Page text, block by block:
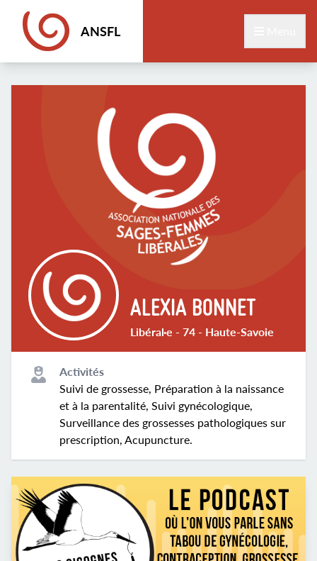
ANSFL
ALEXIA BONNET
Libéral·e - 74 - Haute-Savoie
Activités
Suivi de grossesse, Préparation à la naissance
et à la parentalité, Suivi gynécologique,
Surveillance des grossesses pathologiques sur
prescription, Acupuncture.